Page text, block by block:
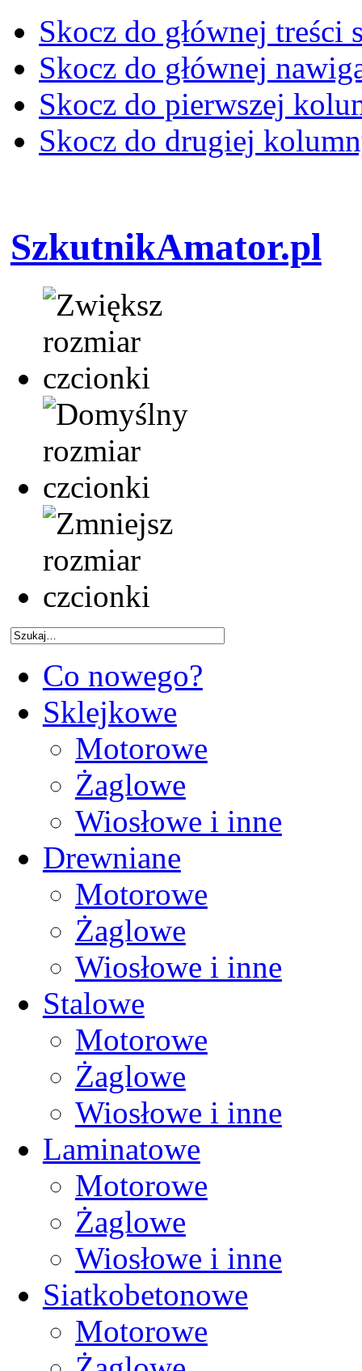
Skocz do głównej treści
Skocz do głównej
Skocz do pierwszej
Skocz do drugiej
SzkutnikAmator.pl
Co nowego?
Sklejkowe
Motorowe
Żaglowe
Wiosłowe i inne
Drewniane
Motorowe
Żaglowe
Wiosłowe i inne
Stalowe
Motorowe
Żaglowe
Wiosłowe i inne
Laminatowe
Motorowe
Żaglowe
Wiosłowe i inne
Siatkobetonowe
Motorowe